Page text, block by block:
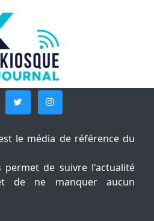
le média de référence du
permet de suivre l'actualité
de ne manquer aucun